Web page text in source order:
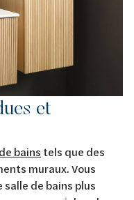
et
bains tels que des
muraux. Vous
salle de bains plus